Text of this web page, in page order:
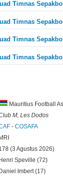
Timnas
Timnas
Timnas
Timnas
Mauritius Football
M, Les Dodos
- COSAFA
(3 Agustus 2026)
Speville (72)
Imbert (17)